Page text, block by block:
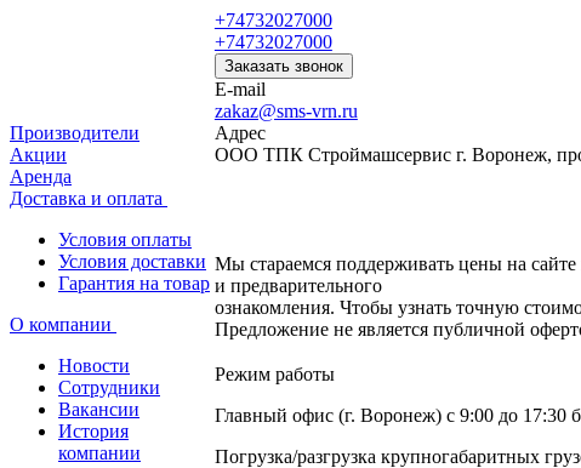
Производители
Акции
Аренда
Доставка и оплата
Условия оплаты
Условия доставки
Гарантия на товар
О компании
Новости
Сотрудники
Вакансии
История
компании
+74732027000
+74732027000
Заказать звонок
E-mail
zakaz@sms-vrn.ru
Адрес
ООО ТПК Строймашсервис г. Воронеж,
Мы стараемся поддерживать цены на
и предварительного
ознакомления. Чтобы узнать точную
Предложение не является публичной
Режим работы
Главный офис (г. Воронеж) с 9:00 до 17:30
Погрузка/разгрузка крупногабаритных